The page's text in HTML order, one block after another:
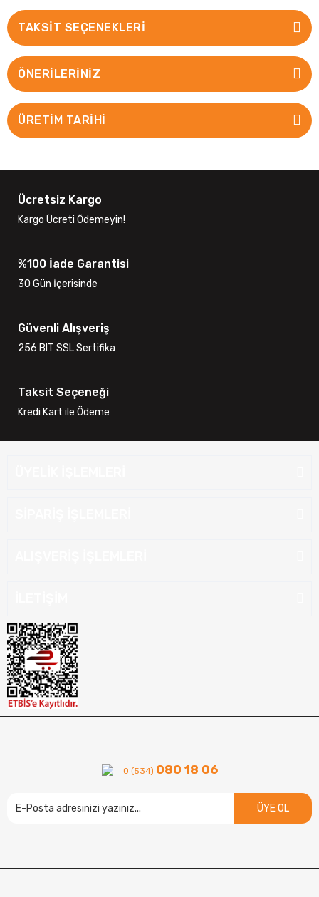
TAKSIT SEÇENEKLERI
ÖNERILERINIZ
ÜRETİM TARİHİ
Ücretsiz Kargo
Kargo Ücreti Ödemeyin!
%100 İade Garantisi
30 Gün İçerisinde
Güvenli Alışveriş
256 BIT SSL Sertifika
Taksit Seçeneği
Kredi Kart ile Ödeme
0 (534) 080 18 06
ÜYE OL